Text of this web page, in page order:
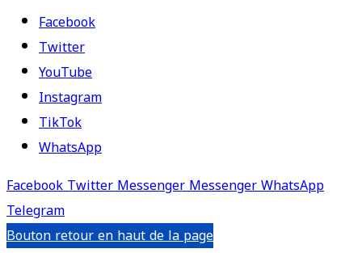
Facebook
Twitter
YouTube
Instagram
TikTok
WhatsApp
FacebookTwitterMessengerMessengerWhatsApp
Telegram
Bouton retour en haut de la page